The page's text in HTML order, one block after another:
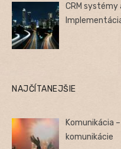
CRM systémy
NAJČÍTANEJŠIE
Komunikácia
komunikácie